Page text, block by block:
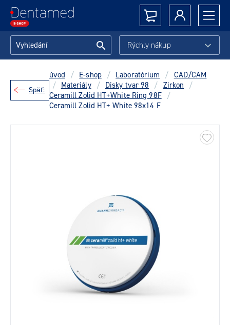
Rýchly nákup
Späť:
úvod / E-shop / Laboratórium / CAD/CAM
/ Materiály / Disky tvar 98 / Zirkon /
Ceramill Zolid HT+White Ring 98F /
Ceramill Zolid HT+ White 98x14 F